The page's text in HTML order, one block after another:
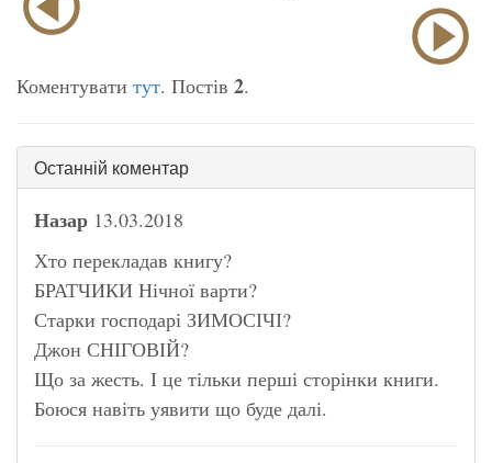
Коментувати тут. Постів 2.
Останній коментар
Назар 13.03.2018
Хто перекладав книгу?
БРАТЧИКИ Нічної варти?
Старки господарі ЗИМОСІЧІ?
Джон СНІГОВІЙ?
Що за жесть. І це тільки перші сторінки книги.
Боюся навіть уявити що буде далі.